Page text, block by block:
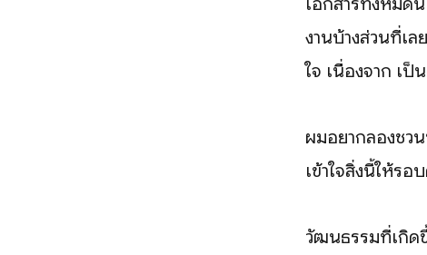
งานบ้างส่วนที่เ
ใจ เนื่องจาก เ
ผมอยากลองชว
เข้าใจสิ่งนี้ให้ร
วัฒนธรรมที่เกิด